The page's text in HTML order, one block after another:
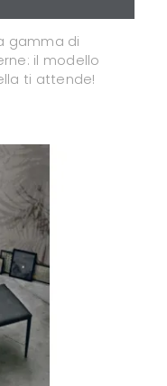
gamma di
il modello
ti attende!